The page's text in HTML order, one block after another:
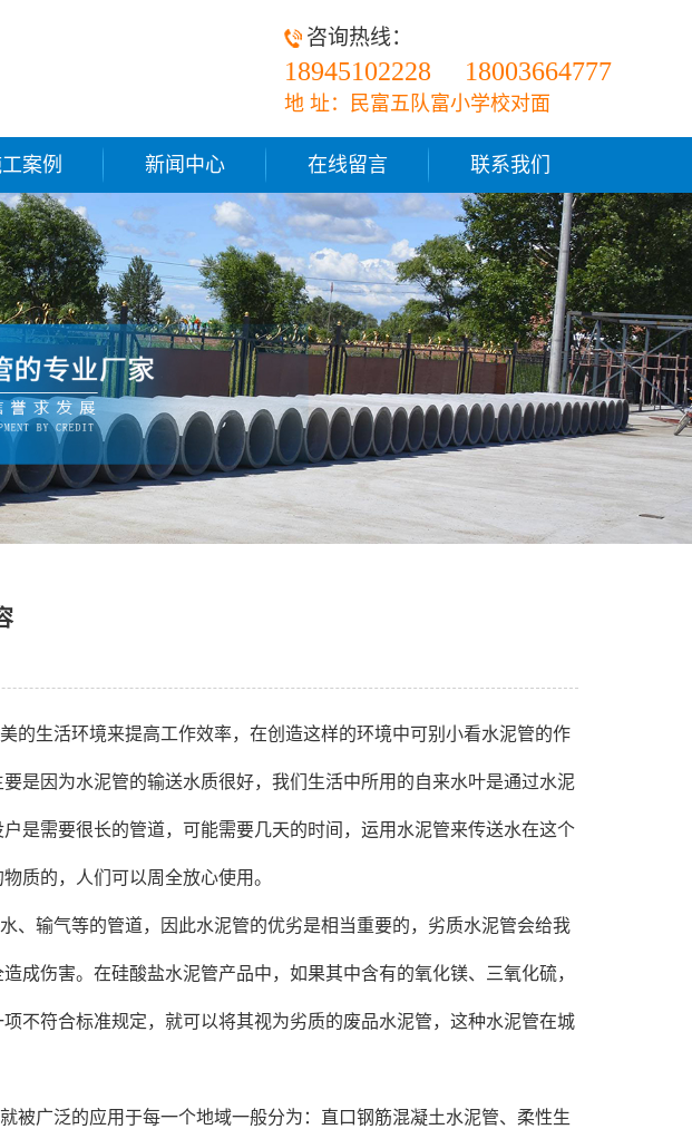
咨询热线：
18945102228 18003664777
地 址：民富五队富小学校对面
案例 新闻中心 在线留言 联系我们
的生活环境来提高工作效率，在创造这样的环境中可别小看水泥管的作
是因为水泥管的输送水质很好，我们生活中所用的自来水叶是通过水泥
是需要很长的管道，可能需要几天的时间，运用水泥管来传送水在这个
质的，人们可以周全放心使用。
、输气等的管道，因此水泥管的优劣是相当重要的，劣质水泥管会给我
成伤害。在硅酸盐水泥管产品中，如果其中含有的氧化镁、三氧化硫，
不符合标准规定，就可以将其视为劣质的废品水泥管，这种水泥管在城
被广泛的应用于每一个地域一般分为：直口钢筋混凝土水泥管、柔性生